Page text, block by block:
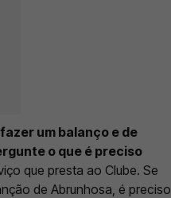
um balanço e de
o que é preciso
que presta ao Clube. Se
de Abrunhosa, é preciso